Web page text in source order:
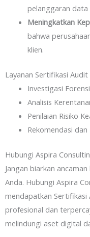
pelanggaran data
Meningkatkan
bahwa
klien.
Layanan Sertifikasi
Investigasi
Analisis
Penilaian Risiko
Rekomendasi
Hubungi Aspira
Jangan biarkan
Anda. Hubungi Aspira
mendapatkan Sertifikasi
profesional dan
melindungi aset digital